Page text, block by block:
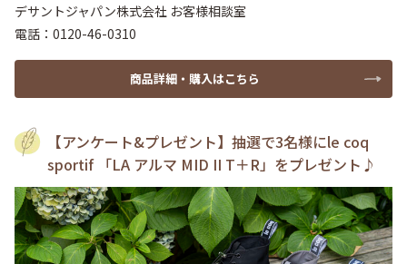
デサントジャパン株式会社 お客様相談室
電話：0120-46-0310
商品詳細・購入はこちら
【アンケート&プレゼント】抽選で3名様にle coq
sportif 「LA アルマ MID II T＋R」をプレゼント♪